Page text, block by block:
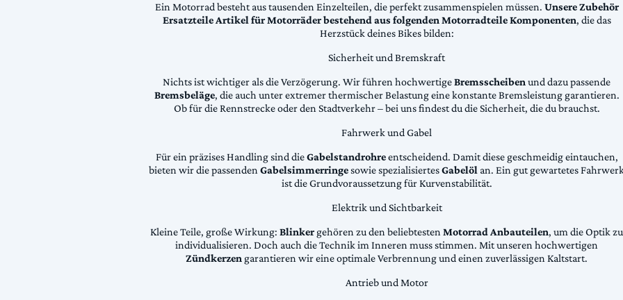
Ein Motorrad besteht aus tausenden Einzelteilen, die perfekt zusammenspielen müssen. Unsere Zubehör
Ersatzteile Artikel für Motorräder bestehend aus folgenden Motorradteile Komponenten, die das
Herzstück deines Bikes bilden:
Sicherheit und Bremskraft
Nichts ist wichtiger als die Verzögerung. Wir führen hochwertigeBremsscheibenund dazu passende
Bremsbeläge, die auch unter extremer thermischer Belastung eine konstante Bremsleistung garantieren.
Ob für die Rennstrecke oder den Stadtverkehr – bei uns findest du die Sicherheit, die du brauchst.
Fahrwerk und Gabel
Für ein präzises Handling sind dieGabelstandrohreentscheidend. Damit diese geschmeidig eintauchen,
bieten wir die passendenGabelsimmerringesowie spezialisiertesGabelöl an. Ein gut gewartetes
ist die Grundvoraussetzung für Kurvenstabilität.
Elektrik und Sichtbarkeit
Kleine Teile, große Wirkung: Blinker gehören zu den beliebtestenMotorrad Anbauteilen, um die Optik zu
individualisieren. Doch auch die Technik im Inneren muss stimmen. Mit unseren hochwertigen
Zündkerzen garantieren wir eine optimale Verbrennung und einen zuverlässigen Kaltstart.
Antrieb und Motor